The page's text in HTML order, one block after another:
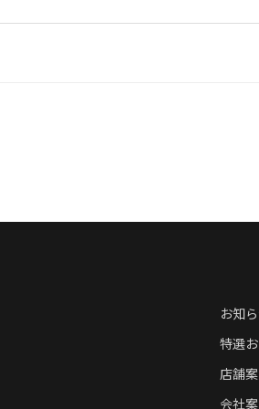
お知
特選
店舗
会社